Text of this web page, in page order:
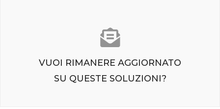
VUOI RIMANERE AGGIORNATO
SU QUESTE SOLUZIONI?